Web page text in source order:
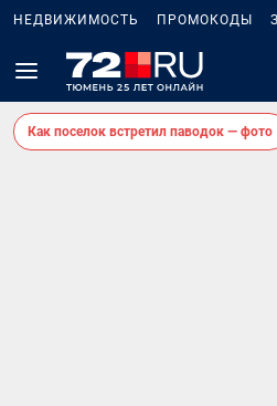
НЕДВИЖИМОСТЬ ПРОМОКОДЫ
Как поселок встретил паводок — фото